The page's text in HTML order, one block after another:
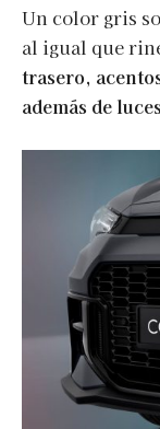
Un color gris
al igual que
trasero,
además de